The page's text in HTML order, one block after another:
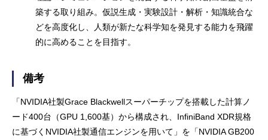
築する取り組み。仮説生成・実験設計・解析・知識統合な
どを高度化し、人類が新たな科学知を発見する能力を飛躍
的に高めることを目指す。
備考
「NVIDIA社製Grace Blackwellスーパーチップを搭載した計算ノ
ード400台（GPU 1,600基）から構成され、InfiniBand XDR規格
に基づくNVIDIA社製通信エンジンを用いて」を「NVIDIA GB200